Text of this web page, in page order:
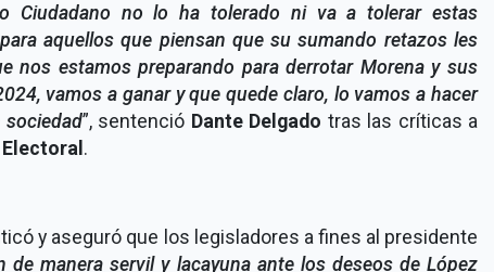
Ciudadano no lo ha tolerado ni va a tolerar estas
aquellos que piensan que su sumando retazos les
nos estamos preparando para derrotar Morena y sus
vamos a ganar y que quede claro, lo vamos a hacer
sociedad”, sentenció Dante Delgado tras las críticas a
.
y aseguró que los legisladores a fines al presidente
de manera servil y lacayuna ante los deseos de López